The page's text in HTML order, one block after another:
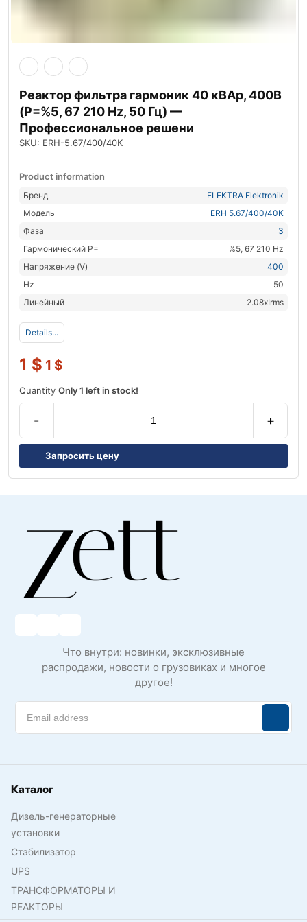
Реактор фильтра гармоник 40 кВАр, 400В
(P=%5, 67 210 Hz, 50 Гц) —
Профессиональное решени
SKU: ERH-5.67/400/40K
Product information
Бренд
ELEKTRA Elektronik
Модель
ERH 5.67/400/40K
Фаза
3
Гармонический P=
%5, 67 210 Hz
Напряжение (V)
400
Hz
50
Линейный
2.08xIrms
Details...
1 $ 1 $
Quantity Only 1 left in stock!
- +
Запросить цену
Что внутри: новинки, эксклюзивные
распродажи, новости о грузовиках и многое
другое!
Каталог
Дизель-генераторные
установки
Стабилизатор
UPS
ТРАНСФОРМАТОРЫ И
РЕАКТОРЫ